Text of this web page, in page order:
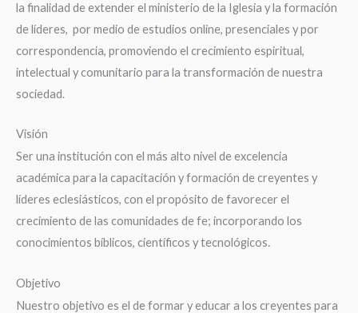
la finalidad de extender el ministerio de la Iglesia y la formación
de líderes, por medio de estudios online, presenciales y por
correspondencia, promoviendo el crecimiento espiritual,
intelectual y comunitario para la transformación de nuestra
sociedad.
Visión
Ser una institución con el más alto nivel de excelencia
académica para la capacitación y formación de creyentes y
líderes eclesiásticos, con el propósito de favorecer el
crecimiento de las comunidades de fe; incorporando los
conocimientos bíblicos, científicos y tecnológicos.
Objetivo
Nuestro objetivo es el de formar y educar a los creyentes para